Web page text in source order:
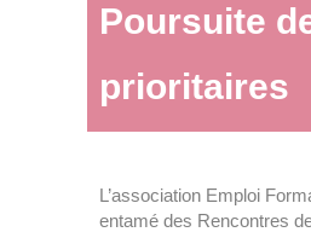
Poursuite
prioritaires
L’association Emploi
entamé des Rencontres